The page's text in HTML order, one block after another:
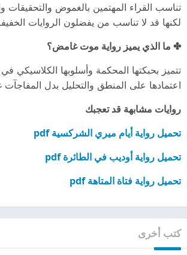
تناسب القراء المهتمين بالغموض والتحقيقات
لكنها قد لا تناسب من يفضلون الروايات
✤ ما الذي يميز رواية موت غامض؟
تتميز بحبكتها المحكمة وأسلوبها الكلاسيكي
اعتمادها على المنطق والتحليل بدل المفاجآت
روايات مشابهة قد تعجبك
تحميل رواية أيام ميري الشركسية pdf
تحميل رواية أوديب في الطائرة pdf
تحميل رواية فتاة المتاهة pdf
كتب أخرى